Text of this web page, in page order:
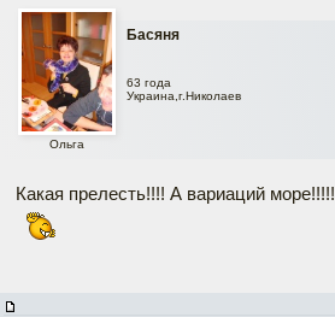
Басяня
Ольга
63 года
Украина,г.Николаев
Какая прелесть!!!! А вариаций море!!!!!